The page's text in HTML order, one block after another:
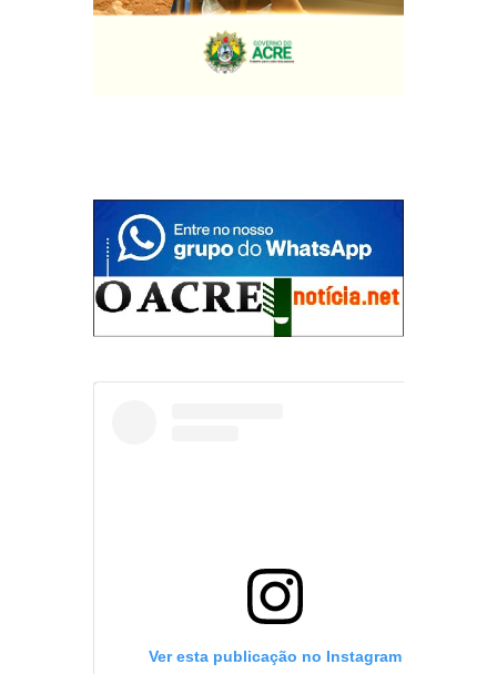
Ver esta publicação no Instagram